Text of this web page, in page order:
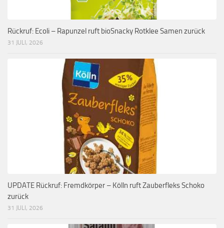
Rückruf: Ecoli – Rapunzel ruft bioSnacky Rotklee Samen zurück
31 JULI, 2026
UPDATE Rückruf: Fremdkörper – Kölln ruft Zauberfleks Schoko
zurück
31 JULI, 2026